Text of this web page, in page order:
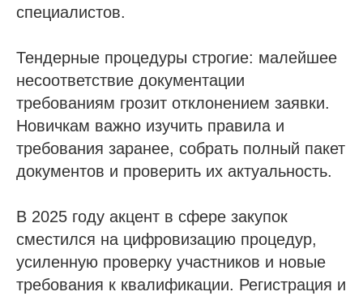
специалистов.
Тендерные процедуры строгие: малейшее
несоответствие документации
требованиям грозит отклонением заявки.
Новичкам важно изучить правила и
требования заранее, собрать полный пакет
документов и проверить их актуальность.
В 2025 году акцент в сфере закупок
сместился на цифровизацию процедур,
усиленную проверку участников и новые
требования к квалификации. Регистрация и